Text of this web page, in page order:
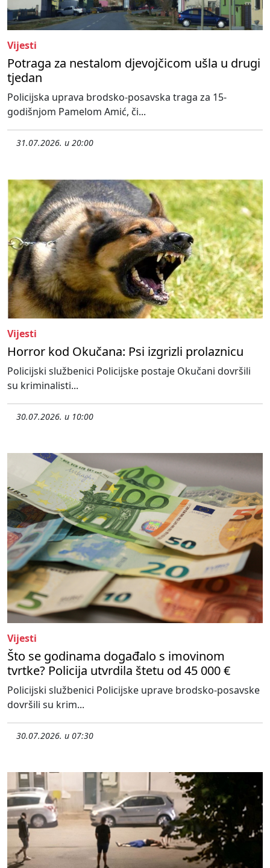
Vijesti
Potraga za nestalom djevojčicom ušla u drugi
tjedan
Policijska uprava brodsko-posavska traga za 15-
godišnjom Pamelom Amić, či...
31.07.2026. u 20:00
Vijesti
Horror kod Okučana: Psi izgrizli prolaznicu
Policijski službenici Policijske postaje Okučani dovršili
su kriminalisti...
30.07.2026. u 10:00
Vijesti
Što se godinama događalo s imovinom
tvrtke? Policija utvrdila štetu od 45 000 €
Policijski službenici Policijske uprave brodsko-posavske
dovršili su krim...
30.07.2026. u 07:30